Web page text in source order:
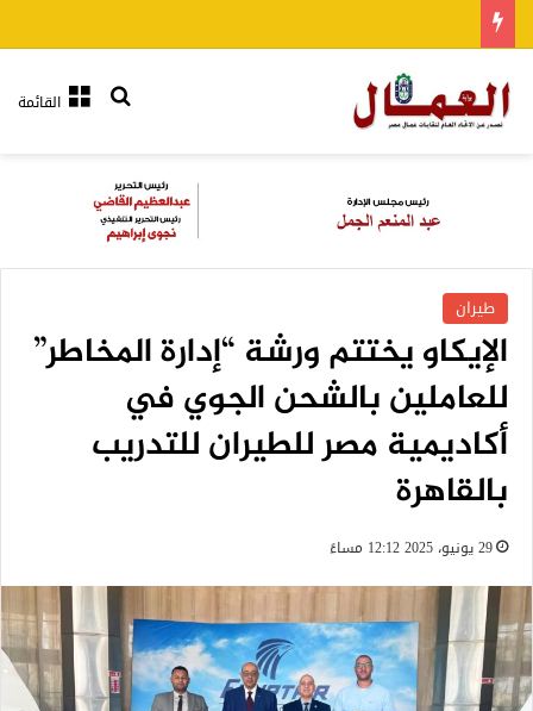
القائمةبحث عن
طيران
الإيكاو يختتم ورشة “إدارة المخاطر”
للعاملين بالشحن الجوي في
أكاديمية مصر للطيران للتدريب
بالقاهرة
29 يونيو، 2025 12:12 مساءً